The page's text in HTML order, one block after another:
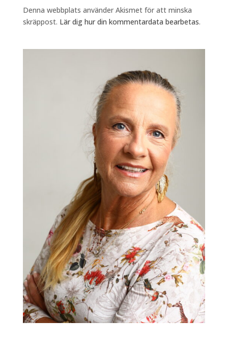
Denna webbplats använder Akismet för att minska
skräppost. Lär dig hur din kommentardata bearbetas.